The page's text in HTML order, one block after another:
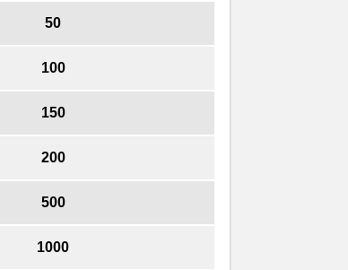
50
100
150
200
500
1000